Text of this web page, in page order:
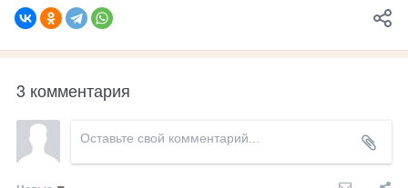
3 комментария